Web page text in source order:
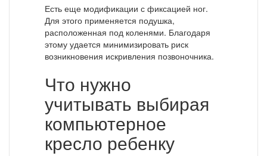
Есть еще модификации с фиксацией ног.
Для этого применяется подушка,
расположенная под коленями. Благодаря
этому удается минимизировать риск
возникновения искривления позвоночника.
Что нужно
учитывать выбирая
компьютерное
кресло ребенку